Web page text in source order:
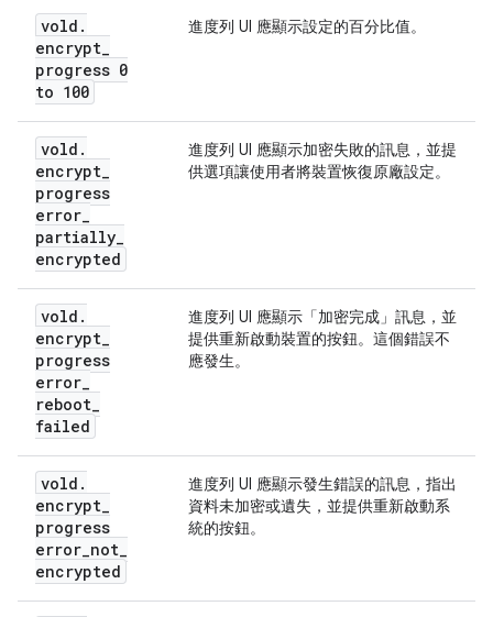
vold .
encrypt_
progress 0
to 100
進度列 UI 應顯示設定的百分比值。
vold .
encrypt_
progress
error_
partially_
encrypted
進度列 UI 應顯示加密失敗的訊息，並提
供選項讓使用者將裝置恢復原廠設定。
vold .
encrypt_
progress
error_
reboot_
failed
進度列 UI 應顯示「加密完成」訊息，並
提供重新啟動裝置的按鈕。這個錯誤不
應發生。
vold .
encrypt_
progress
error_not_
encrypted
進度列 UI 應顯示發生錯誤的訊息，指出
資料未加密或遺失，並提供重新啟動系
統的按鈕。